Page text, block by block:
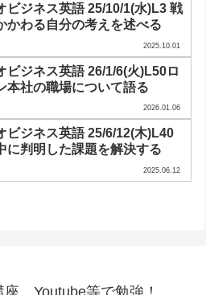
ビジネス英語 25/10/1(水)L3 戦
かわる自分の考えを述べる
2025.10.01
ビジネス英語 26/1/6(火)L50ロ
本社の職場について語る
2026.01.06
ビジネス英語 25/6/12(木)L40
に判明した課題を解決する
2025.06.12
、Youtube等で勉強！